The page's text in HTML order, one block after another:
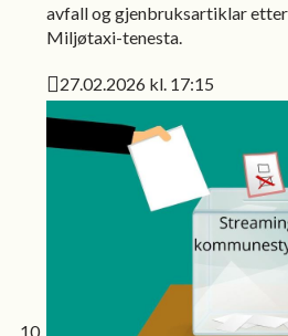
avfall og gjenbruksartiklar
Miljøtaxi-tenesta.
Publisert
27.02.2026 kl. 17:15